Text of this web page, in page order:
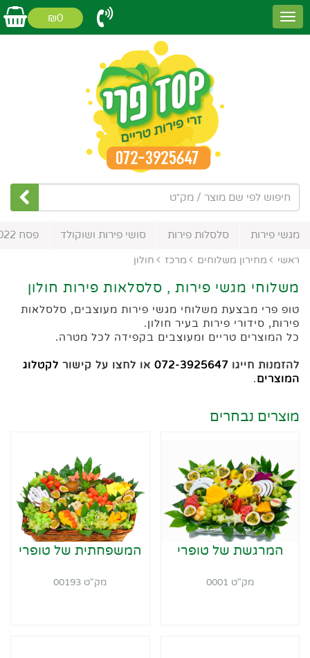
₪0
מגשי פירות סלסלות פירות סושי פירות ושוקולד פסח 2022
ראשי מחירון משלוחים מרכז חולון
משלוחי מגשי פירות , סלסלאות פירות חולון
טופ פרי מבצעת משלוחי מגשי פירות מעוצבים, סלסלאות
פירות, סידורי פירות בעיר חולון.
כל המוצרים טריים ומעוצבים בקפידה לכל מטרה.
להזמנות חייגו 072-3925647 או לחצו על קישור לקטלוג
המוצרים.
מוצרים נבחרים
המרגשת של טופרי
מק"ט 0001
המשפחתית של טופרי
מק"ט 00193